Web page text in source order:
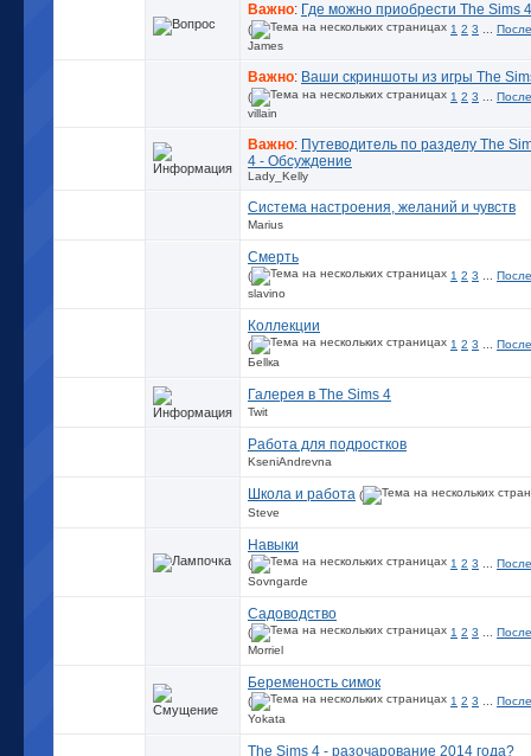
Важно: Где можно приобрести The Sims
( 1 2 3
James
Важно: Ваши скриншоты из игры The
( 1 2 3
villain
Важно: Путеводитель по разделу The
4 - Обсуждение
Lady_Kelly
Система настроения, желаний и чувств
Marius
Смерть
( 1 2 3
slavino
Коллекции
( 1 2 3
Беllка
Галерея в The Sims 4
Twit
Работа для подростков
KseniAndrevna
Школа и работа (
Steve
Навыки
( 1 2 3
Sovngarde
Садоводство
( 1 2 3
Morriel
Беременость симок
( 1 2 3
Yokata
The Sims 4 - разочарование 2014 года?